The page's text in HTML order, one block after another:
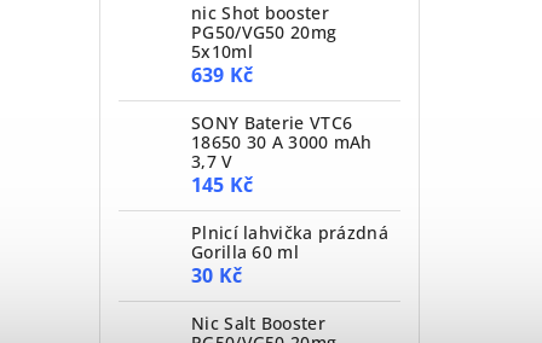
nic Shot booster
PG50/VG50 20mg
5x10ml
639 Kč
SONY Baterie VTC6
18650 30 A 3000 mAh
3,7 V
145 Kč
Plnicí lahvička prázdná
Gorilla 60 ml
30 Kč
Nic Salt Booster